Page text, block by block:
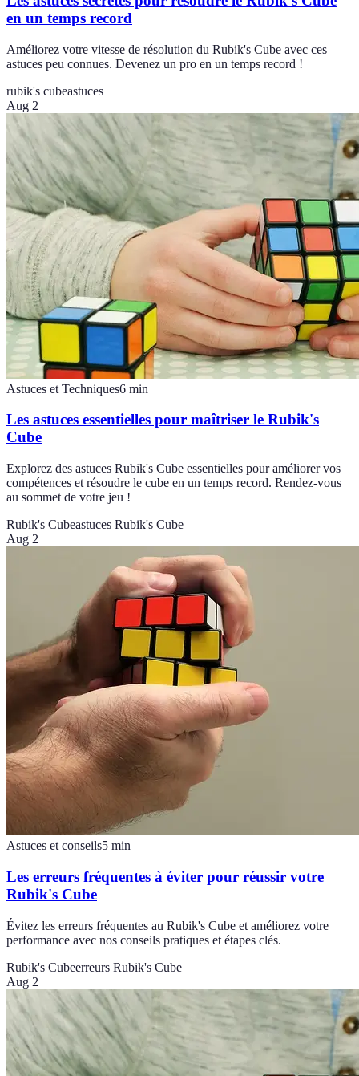
en un temps record
Améliorez votre vitesse de résolution du Rubik's Cube avec ces
astuces peu connues. Devenez un pro en un temps record !
rubik's cubeastuces
Aug 2
Astuces et Techniques6 min
Les astuces essentielles pour maîtriser le Rubik's
Cube
Explorez des astuces Rubik's Cube essentielles pour améliorer vos
compétences et résoudre le cube en un temps record. Rendez-vous
au sommet de votre jeu !
Rubik's Cubeastuces Rubik's Cube
Aug 2
Astuces et conseils5 min
Les erreurs fréquentes à éviter pour réussir votre
Rubik's Cube
Évitez les erreurs fréquentes au Rubik's Cube et améliorez votre
performance avec nos conseils pratiques et étapes clés.
Rubik's Cubeerreurs Rubik's Cube
Aug 2